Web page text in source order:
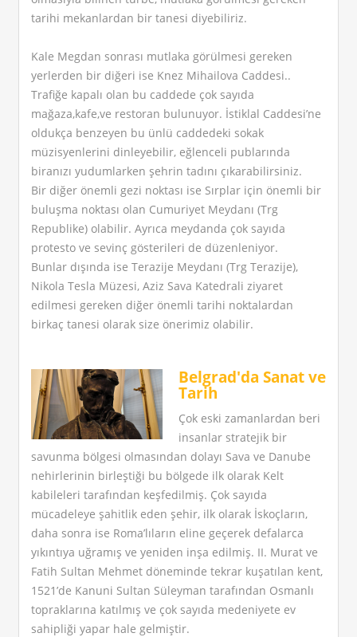
tarihi mekanlardan bir tanesi diyebiliriz.
Kale Megdan sonrası mutlaka görülmesi gereken
yerlerden bir diğeri ise Knez Mihailova Caddesi..
Trafiğe kapalı olan bu caddede çok sayıda
mağaza,kafe,ve restoran bulunuyor. İstiklal Caddesi’ne
oldukça benzeyen bu ünlü caddedeki sokak
müzisyenlerini dinleyebilir, eğlenceli publarında
biranızı yudumlarken şehrin tadını çıkarabilirsiniz.
Bir diğer önemli gezi noktası ise Sırplar için önemli bir
buluşma noktası olan Cumuriyet Meydanı (Trg
Republike) olabilir. Ayrıca meydanda çok sayıda
protesto ve sevinç gösterileri de düzenleniyor.
Bunlar dışında ise Terazije Meydanı (Trg Terazije),
Nikola Tesla Müzesi, Aziz Sava Katedrali ziyaret
edilmesi gereken diğer önemli tarihi noktalardan
birkaç tanesi olarak size önerimiz olabilir.
Belgrad'da Sanat ve
Tarih
Çok eski zamanlardan beri
insanlar stratejik bir
savunma bölgesi olmasından dolayı Sava ve Danube
nehirlerinin birleştiği bu bölgede ilk olarak Kelt
kabileleri tarafından keşfedilmiş. Çok sayıda
mücadeleye şahitlik eden şehir, ilk olarak İskoçların,
daha sonra ise Roma’lıların eline geçerek defalarca
yıkıntıya uğramış ve yeniden inşa edilmiş. II. Murat ve
Fatih Sultan Mehmet döneminde tekrar kuşatılan kent,
1521’de Kanuni Sultan Süleyman tarafından Osmanlı
topraklarına katılmış ve çok sayıda medeniyete ev
sahipliği yapar hale gelmiştir.